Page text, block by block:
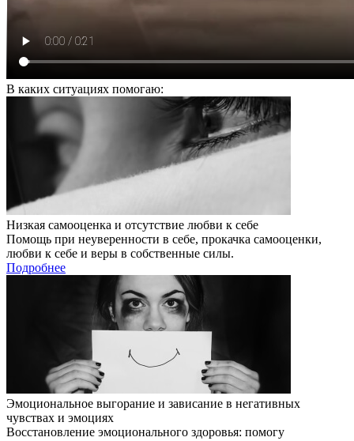
В каких ситуациях помогаю:
Низкая самооценка и отсутствие любви к себе
Помощь при неуверенности в себе, прокачка самооценки,
любви к себе и веры в собственные силы.
Подробнее
Эмоциональное выгорание и зависание в негативных
чувствах и эмоциях
Восстановление эмоционального здоровья: помогу